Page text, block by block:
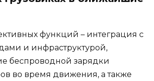
функций – интеграция с
и инфраструктурой,
беспроводной зарядки
во время движения, а также